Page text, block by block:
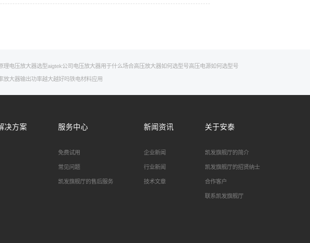
理电压放大器选型aigtek公司 电压放大器用于什么场合高压放大器如何选型号高压电源如何选型号
放大器输出功率越大越好吗铁电材料应用
决方案 服务中心
免费试用
常见问题
凯发旗舰厅的售后服务
新闻资讯
企业新闻
行业新闻
技术文章
关于安泰
凯发旗舰厅的简介
凯发旗舰厅的招贤纳士
合作客户
联系凯发旗舰厅